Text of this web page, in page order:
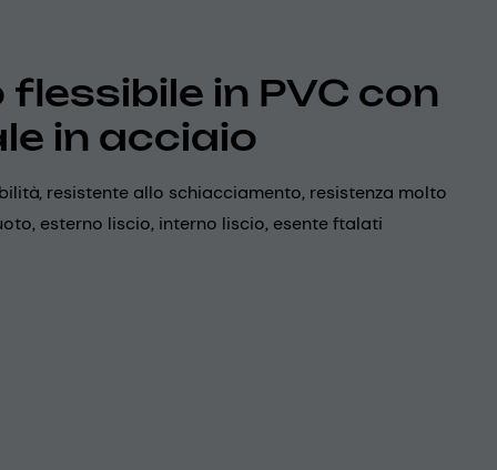
flessibile in PVC con
in acciaio
resistente allo schiacciamento, resistenza molto
esterno liscio, interno liscio, esente ftalati